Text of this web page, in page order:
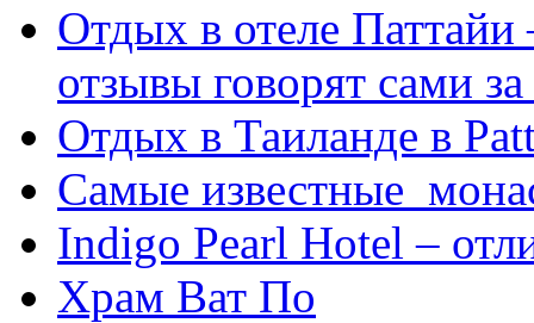
Отдых в отеле
отзывы говорят сами за
Отдых в Таиланде в
Самые известные
Indigo Pearl Hotel –
Храм Ват По